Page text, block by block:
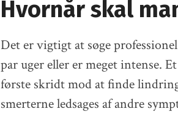
Hvornår skal
Det er vigtigt at søge
par uger eller er meget intense.
første skridt mod at finde
smerterne ledsages af andre